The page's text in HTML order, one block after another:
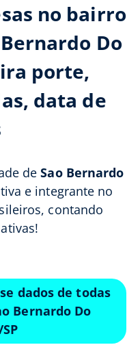
no bairro
Do
porte,
data de
deSao Bernardo
e integrante no
contando
dados de todas
Bernardo Do